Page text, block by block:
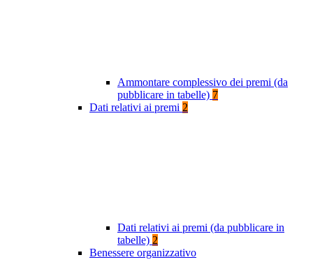
Ammontare complessivo dei premi (da
pubblicare in tabelle) 7
Dati relativi ai premi 2
Dati relativi ai premi (da pubblicare in
tabelle) 2
Benessere organizzativo